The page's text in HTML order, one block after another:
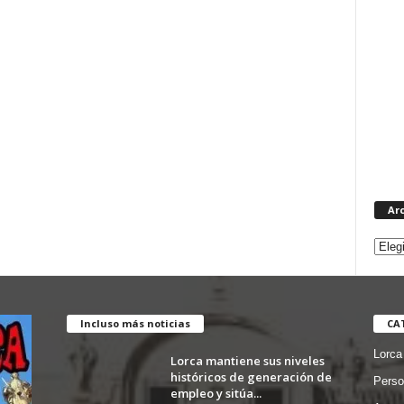
Incluso más noticias
Lorca mantiene sus niveles
históricos de generación de
empleo y sitúa...
Lorca